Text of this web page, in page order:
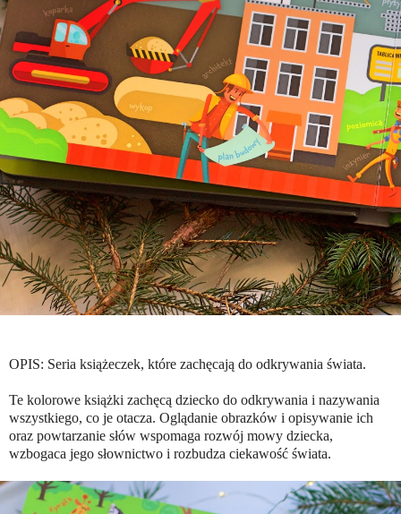
OPIS: Seria książeczek, które zachęcają do odkrywania świata.
Te kolorowe książki zachęcą dziecko do odkrywania i nazywania
wszystkiego, co je otacza. Oglądanie obrazków i opisywanie ich
oraz powtarzanie słów wspomaga rozwój mowy dziecka,
wzbogaca jego słownictwo i rozbudza ciekawość świata.